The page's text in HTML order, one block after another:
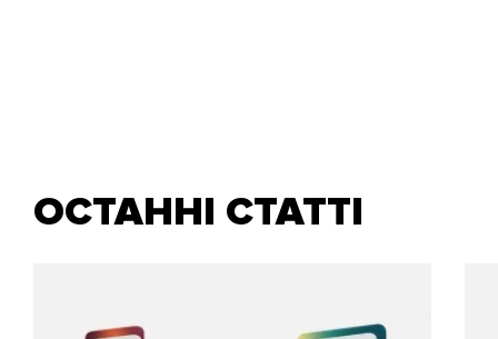
ОСТАННІ СТАТТІ